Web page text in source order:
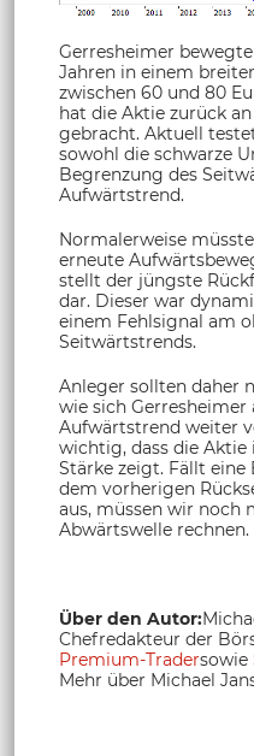
Gerresheimer
Jahren in einem
zwischen 60 und 80
hat die Aktie zurück
gebracht. Aktuell
sowohl die schwarze
Begrenzung des
Aufwärtstrend.
Normalerweise
erneute
stellt der jüngste
dar. Dieser war
einem Fehlsignal am
Seitwärtstrends.
Anleger sollten daher
wie sich
Aufwärtstrend weiter
wichtig, dass die Aktie
Stärke zeigt. Fällt eine
dem vorherigen
aus, müssen wir noch
Abwärtswelle rechnen.
Über den Autor:
Chefredakteur der
Premium-Tradersowie
Mehr über Michael